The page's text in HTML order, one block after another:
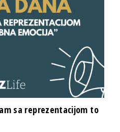
sa reprezentacijom to